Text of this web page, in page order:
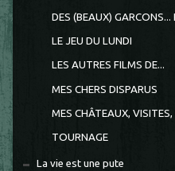
DES (BEAUX) GARCONS...
LE JEU DU LUNDI
LES AUTRES FILMS DE...
MES CHERS DISPARUS
MES CHÂTEAUX,
TOURNAGE
La vie est une pute